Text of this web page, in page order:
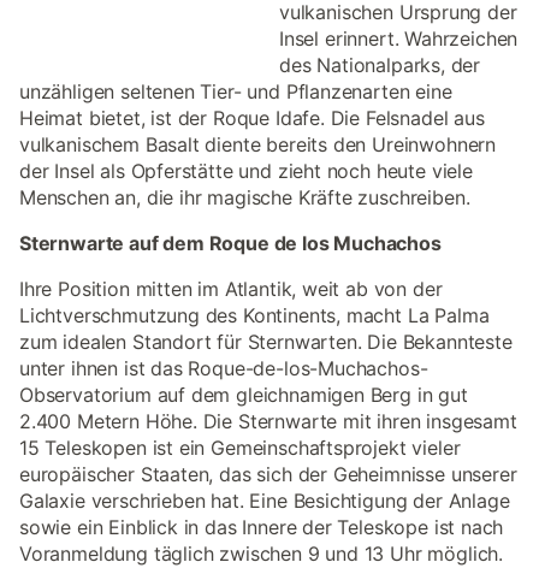
vulkanischen Ursprung der
Insel erinnert. Wahrzeichen
des Nationalparks, der
unzähligen seltenen Tier- und Pflanzenarten eine
Heimat bietet, ist der Roque Idafe. Die Felsnadel aus
vulkanischem Basalt diente bereits den Ureinwohnern
der Insel als Opferstätte und zieht noch heute viele
Menschen an, die ihr magische Kräfte zuschreiben.
Sternwarte auf dem Roque de los Muchachos
Ihre Position mitten im Atlantik, weit ab von der
Lichtverschmutzung des Kontinents, macht La Palma
zum idealen Standort für Sternwarten. Die Bekannteste
unter ihnen ist das Roque-de-los-Muchachos-
Observatorium auf dem gleichnamigen Berg in gut
2.400 Metern Höhe. Die Sternwarte mit ihren insgesamt
15 Teleskopen ist ein Gemeinschaftsprojekt vieler
europäischer Staaten, das sich der Geheimnisse unserer
Galaxie verschrieben hat. Eine Besichtigung der Anlage
sowie ein Einblick in das Innere der Teleskope ist nach
Voranmeldung täglich zwischen 9 und 13 Uhr möglich.